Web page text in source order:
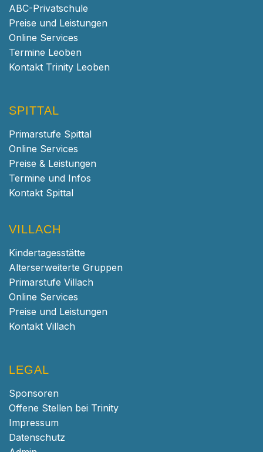
ABC-Privatschule
Preise und Leistungen
Online Services
Termine Leoben
Kontakt Trinity Leoben
SPITTAL
Primarstufe Spittal
Online Services
Preise & Leistungen
Termine und Infos
Kontakt Spittal
VILLACH
Kindertagesstätte
Alterserweiterte Gruppen
Primarstufe Villach
Online Services
Preise und Leistungen
Kontakt Villach
LEGAL
Sponsoren
Offene Stellen bei Trinity
Impressum
Datenschutz